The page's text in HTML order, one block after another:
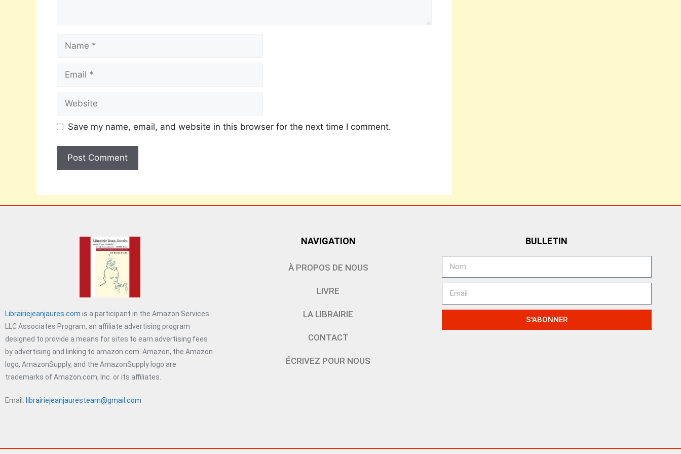
Save my name, email, and website in this browser for the next time I comment.
Librairiejeanjaures.com is a participant in the Amazon Services
LLC Associates Program, an affiliate advertising program
designed to provide a means for sites to earn advertising fees
by advertising and linking to amazon.com. Amazon, the Amazon
logo, AmazonSupply, and the AmazonSupply logo are
trademarks of Amazon.com, Inc. or its affiliates.
Email: librairiejeanjauresteam@gmail.com
NAVIGATION
À PROPOS DE NOUS
LIVRE
LA LIBRAIRIE
CONTACT
ÉCRIVEZ POUR NOUS
BULLETIN
S'ABONNER